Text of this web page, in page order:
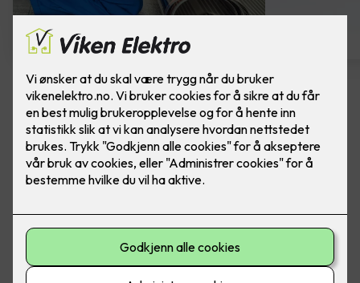
Varmefolie med
isolasjonsplate - Ferdig
montert pr kvm
Varmefolie 100cm som parkettunderlag, 70m
rull - fra Heatit Controls. Pris ferdig montert per
kvm.